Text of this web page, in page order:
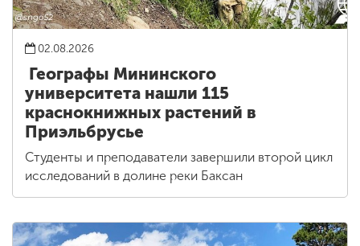
02.08.2026
Географы Мининского
университета нашли 115
краснокнижных растений в
Приэльбрусье
Студенты и преподаватели завершили второй цикл
исследований в долине реки Баксан